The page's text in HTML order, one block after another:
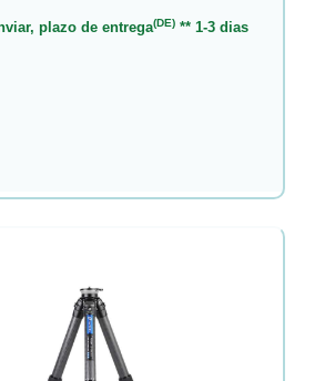
plazo de entrega(DE) ** 1-3 dias